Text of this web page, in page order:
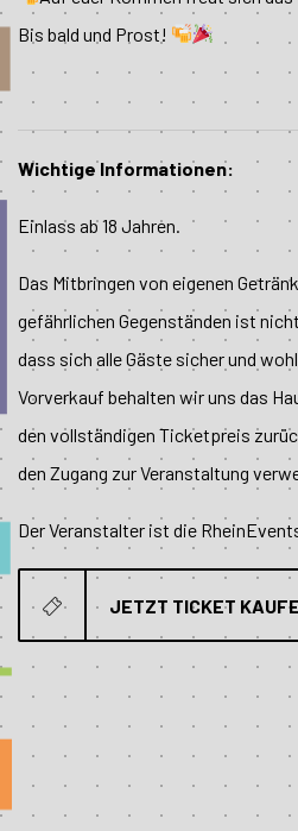
Bis bald und Prost!
Wichtige Informationen:
Einlass ab 18 Jahren.
Das Mitbringen von eigenen
gefährlichen Gegenständen ist
dass sich alle Gäste sicher und
Vorverkauf behalten wir uns das
den vollständigen Ticketpreis
den Zugang zur Veranstaltung
Der Veranstalter ist die
JETZT TICKET